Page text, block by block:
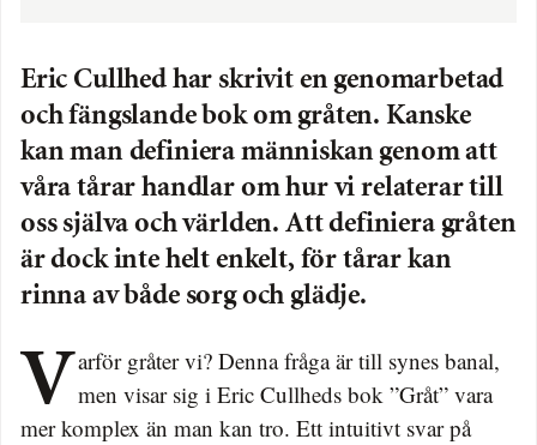
Eric Cullhed har skrivit en genomarbetad
och fängslande bok om gråten. Kanske
kan man definiera människan genom att
våra tårar handlar om hur vi relaterar till
oss själva och världen. Att definiera gråten
är dock inte helt enkelt, för tårar kan
rinna av både sorg och glädje.
Varför gråter vi? Denna fråga är till synes banal, men visar sig i Eric Cullheds bok ”Gråt” vara
mer komplex än man kan tro. Ett intuitivt svar på